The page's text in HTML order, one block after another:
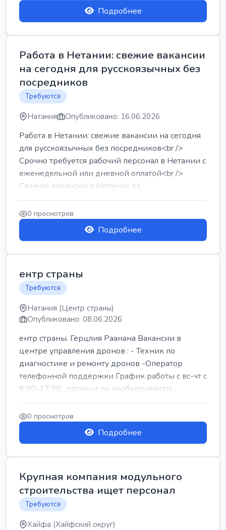
Подробнее
Работа в Нетании: свежие вакансии
на сегодня для русскоязычных без
посредников
Требуются
Натания Опубликовано: 16.06.2026
Работа в Нетании: свежие вакансии на сегодня
для русскоязычных без посредников<br />
Срочно требуется рабочий персонал в Нетании с
еженедельной или дневной оплатой<br />
Свежие вакансии в Нетании дл...
0 просмотров
Подробнее
ентр страны
Требуются
Натания (Центр страны)
Опубликовано: 08.06.2026
ентр страны. Герцлия Раанана Вакансии в
центре управления дронов : - Техник по
диагностике и ремонту дронов -Оператор
телефонной поддержки График работы с вс-чт с
8:30-17:30 , пятница по необходимости...
0 просмотров
Подробнее
Крупная компания модульного
строительства ищет персонал
Требуются
Хайфа (Хайфский округ)